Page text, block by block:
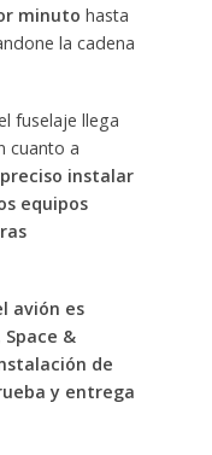
minuto hasta
la cadena
fuselaje llega
cuanto a
instalar
equipos
avión es
&
de
y entrega